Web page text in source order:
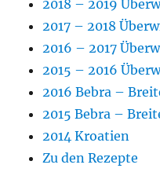
2018 – 2019
2017 – 2018
2016 – 2017
2015 – 2016
2016 Bebra –
2015 Bebra –
2014 Kroatien
Zu den Rezepte